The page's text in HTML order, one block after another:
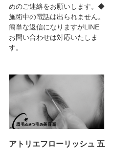
めのご連絡をお願いします。◆
施術中の電話は出られません。
簡単な返信になりますがLINE
お問い合わせは対応いたしま
す。
アトリエフローリッシュ 五